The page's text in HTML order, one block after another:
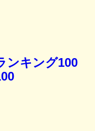
ンキング100